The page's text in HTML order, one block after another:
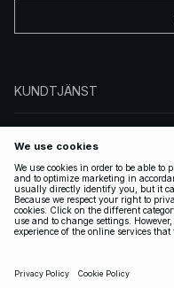
KUNDTJÄNST
FÖLJ OSS
JURIDISKT